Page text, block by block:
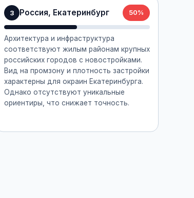
3 Россия, Екатеринбург 50%
Архитектура и инфраструктура
соответствуют жилым районам крупных
российских городов с новостройками.
Вид на промзону и плотность застройки
характерны для окраин Екатеринбурга.
Однако отсутствуют уникальные
ориентиры, что снижает точность.